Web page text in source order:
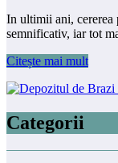
In ultimii ani, cererea
semnificativ, iar tot
Citește mai mult
Categorii